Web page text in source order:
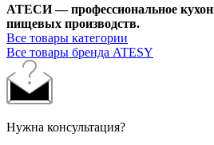
АТЕСИ — профессиональное
пищевых производств.
Все товары категории
Все товары бренда ATESY
Нужна консультация?